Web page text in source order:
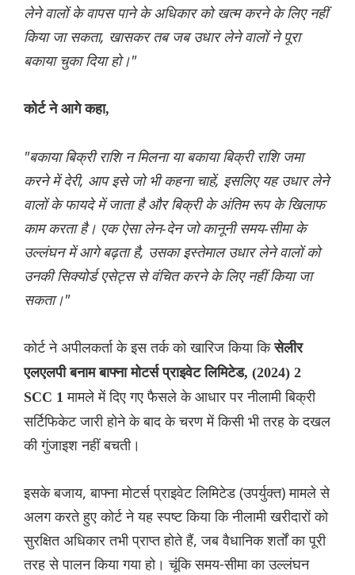
लेने वालों के वापस पाने के अधिकार को खत्म करने के लिए नहीं
किया जा सकता, खासकर तब जब उधार लेने वालों ने पूरा
बकाया चुका दिया हो।"
कोर्ट ने आगे कहा,
"बकाया बिक्री राशि न मिलना या बकाया बिक्री राशि जमा
करने में देरी, आप इसे जो भी कहना चाहें, इसलिए यह उधार लेने
वालों के फायदे में जाता है और बिक्री के अंतिम रूप के खिलाफ
काम करता है। एक ऐसा लेन-देन जो कानूनी समय-सीमा के
उल्लंघन में आगे बढ़ता है, उसका इस्तेमाल उधार लेने वालों को
उनकी सिक्योर्ड एसेट्स से वंचित करने के लिए नहीं किया जा
सकता।"
कोर्ट ने अपीलकर्ता के इस तर्क को खारिज किया किसेलीर
एलएलपी बनाम बाफ्ना मोटर्स प्राइवेट लिमिटेड, (2024) 2
SCC 1मामले में दिए गए फैसले के आधार पर नीलामी बिक्री
सर्टिफिकेट जारी होने के बाद के चरण में किसी भी तरह के दखल
की गुंजाइश नहीं बचती।
इसके बजाय, बाफ्ना मोटर्स प्राइवेट लिमिटेड (उपर्युक्त) मामले से
अलग करते हुए कोर्ट ने यह स्पष्ट किया कि नीलामी खरीदारों को
सुरक्षित अधिकार तभी प्राप्त होते हैं, जब वैधानिक शर्तों का पूरी
तरह से पालन किया गया हो। चूंकि समय-सीमा का उल्लंघन